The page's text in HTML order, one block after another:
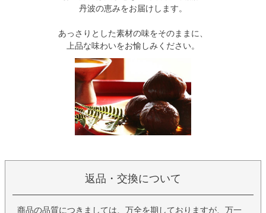
丹波の恵みをお届けします。
あっさりとした素材の味をそのままに、
上品な味わいをお愉しみください。
返品・交換について
商品の品質につきましては、万全を期しておりますが、万一